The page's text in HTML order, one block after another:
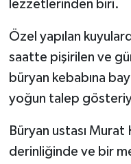
lezzetlerinden biri.
Özel yapılan
saatte pişirilen ve
büryan kebabına
yoğun talep
Büryan ustası
derinliğinde ve bir